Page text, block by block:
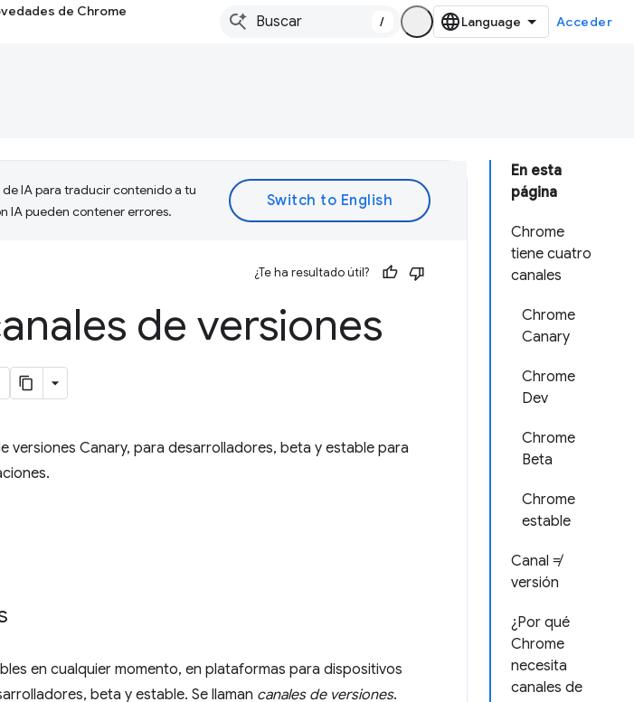
de Chrome
/ Acceder
En esta
página
Chrome
tiene cuatro
canales
Chrome
Canary
Chrome
Dev
Chrome
Beta
Chrome
estable
Canal ≠
versión
¿Por qué
Chrome
necesita
canales de
IA para traducir contenido a tu
IA pueden contener errores.
¿Te ha resultado útil?
de versiones
versiones Canary, para desarrolladores, beta y estable para
en cualquier momento, en plataformas para dispositivos
beta y estable. Se llaman canales de versiones.